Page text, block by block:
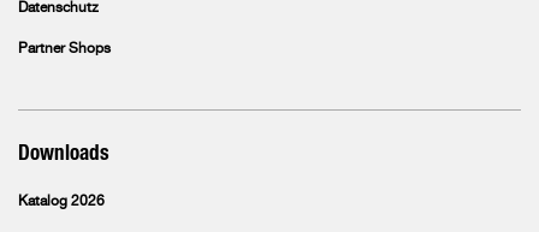
Datenschutz
Partner Shops
Downloads
Katalog 2026